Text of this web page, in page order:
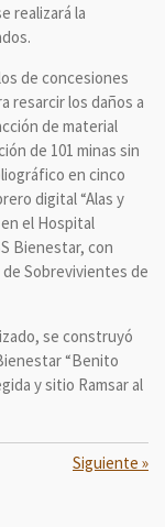
realizará la
de concesiones
resarcir los daños a
de material
de 101 minas sin
en cinco
digital “Alas y
el Hospital
Bienestar, con
Sobrevivientes de
se construyó
“Benito
y sitio Ramsar al
Siguiente »